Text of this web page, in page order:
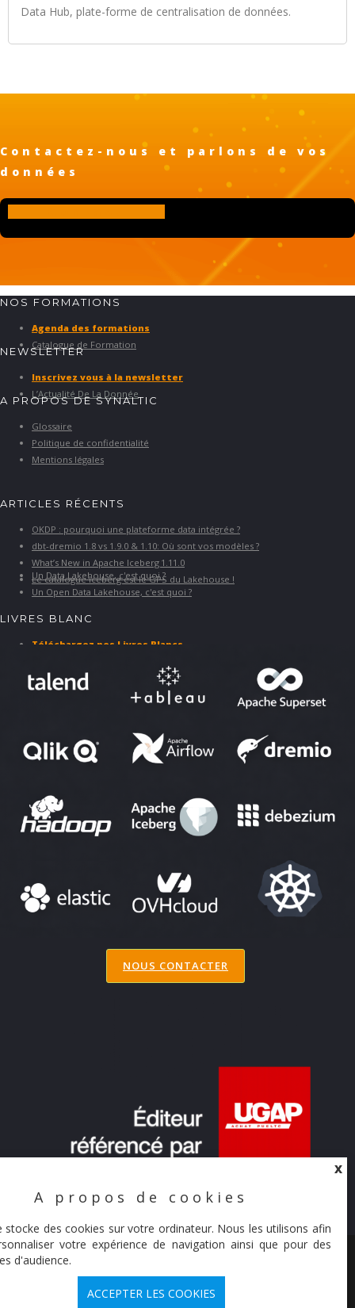
X
A propos de cookies
stocke des cookies sur votre ordinateur. Nous les utilisons afin
votre expérience de navigation ainsi que pour des
d'audience.
ACCEPTER LES COOKIES
Data Hub, plate-forme de centralisation de données.
Contactez-nous et parlons de vos
données
NOS FORMATIONS
Agenda des formations
Catalogue de Formation
NEWSLETTER
Inscrivez vous à la newsletter
L’Actualité De La Donnée
A PROPOS DE SYNALTIC
Glossaire
Politique de confidentialité
Mentions légales
ARTICLES RÉCENTS
OKDP : pourquoi une plateforme data intégrée ?
dbt-dremio 1.8 vs 1.9.0 & 1.10: Où sont vos modèles ?
What’s New in Apache Iceberg 1.11.0
Le catalogue Iceberg est le GPS du Lakehouse !
Un Data Lakehouse, c'est quoi ?
Un Open Data Lakehouse, c'est quoi ?
LIVRES BLANC
Téléchargez nos Livres Blancs
NOUS CONTACTER
© Synaltic 2026